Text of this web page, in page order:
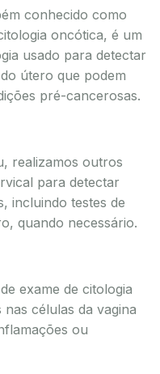
conhecido como
oncótica, é um
usado para detectar
útero que podem
pré-cancerosas.
realizamos outros
para detectar
incluindo testes de
quando necessário.
exame de citologia
células da vagina
ou